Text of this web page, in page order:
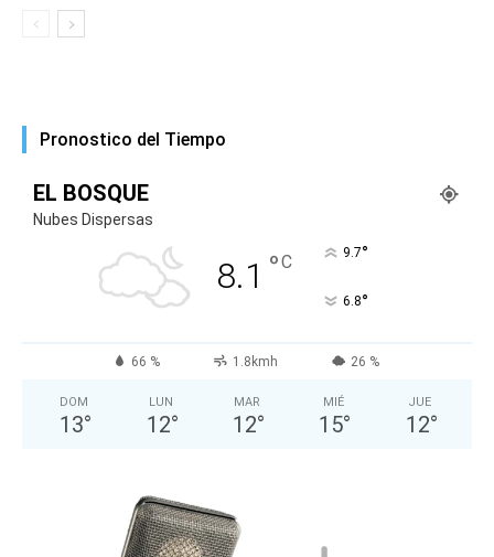
Pronostico del Tiempo
EL BOSQUE
Nubes Dispersas
8.1 °C 9.7°
6.8°
66 % 1.8kmh 26 %
DOM
13°
LUN
12°
MAR
12°
MIÉ
15°
JUE
12°